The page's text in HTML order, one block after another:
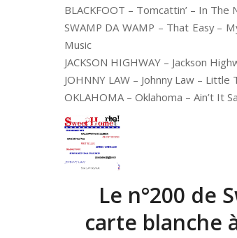
BLACKFOOT – Tomcattin’ – In The
SWAMP DA WAMP – That Easy –
Music
JACKSON HIGHWAY – Jackson
JOHNNY LAW – Johnny Law –
OKLAHOMA – Oklahoma – Ain’t It
Le n°200 de
carte blanche